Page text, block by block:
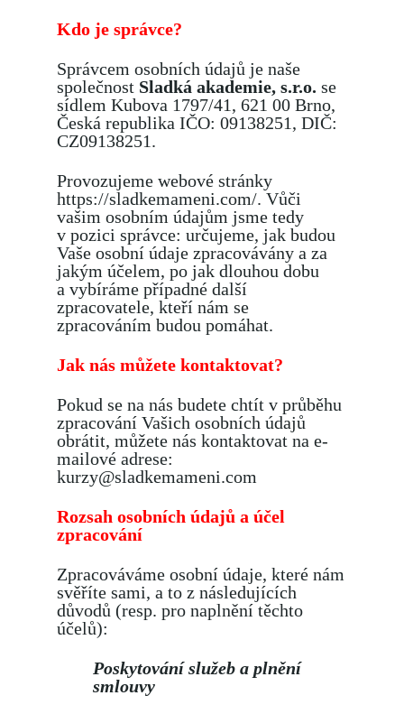
Kdo je správce?
Správcem osobních údajů je naše
společnost Sladká akademie, s.r.o. se
sídlem Kubova 1797/41, 621 00 Brno,
Česká republika IČO: 09138251, DIČ:
CZ09138251.
Provozujeme webové stránky
https://sladkemameni.com/. Vůči
vašim osobním údajům jsme tedy
v pozici správce: určujeme, jak budou
Vaše osobní údaje zpracovávány a za
jakým účelem, po jak dlouhou dobu
a vybíráme případné další
zpracovatele, kteří nám se
zpracováním budou pomáhat.
Jak nás můžete kontaktovat?
Pokud se na nás budete chtít v průběhu
zpracování Vašich osobních údajů
obrátit, můžete nás kontaktovat na e-
mailové adrese:
kurzy@sladkemameni.com
Rozsah osobních údajů a účel
zpracování
Zpracováváme osobní údaje, které nám
svěříte sami, a to z následujících
důvodů (resp. pro naplnění těchto
účelů):
Poskytování služeb a plnění
smlouvy